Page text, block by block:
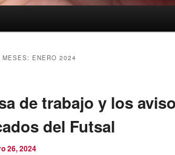
MESES: ENERO 2024
de trabajo y los
del Futsal
26, 2024